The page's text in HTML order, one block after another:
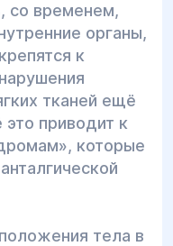
со временем,
органы,
к
тканей ещё
приводит к
которые
тела в